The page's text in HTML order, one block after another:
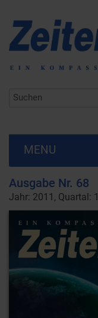
MENU
Ausgabe Nr. 68
Jahr: 2011, Quartal: 1